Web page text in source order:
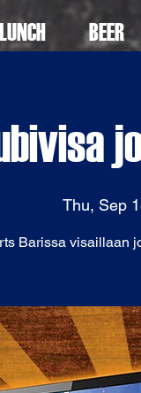
LUNCH BEER
Thu, Sep
Barissa visaillaan